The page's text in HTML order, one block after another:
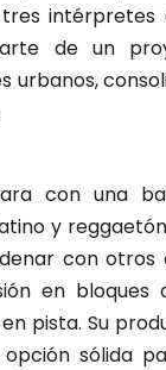
intérpretes
de un
con una
y
con otros
en bloques
pista. Su
sólida